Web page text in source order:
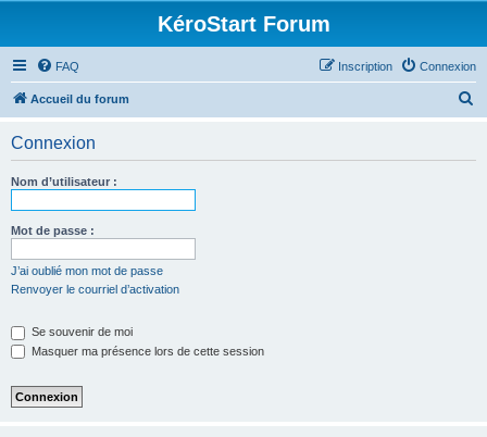
KéroStart Forum
FAQ Connexion
Inscription
Accueil du forum
Connexion
Nom d’utilisateur :
Mot de passe :
J’ai oublié mon mot de passe
Renvoyer le courriel d’activation
Se souvenir de moi
Masquer ma présence lors de cette session